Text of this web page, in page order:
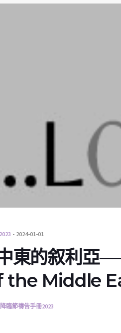
2024-01-01
東的叙利亞
the Middle
臨節禱告手冊2023